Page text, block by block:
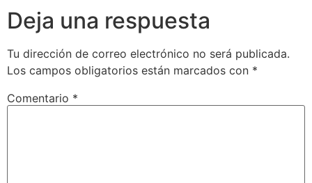
Deja una respuesta
Tu dirección de correo electrónico no será publicada.
Los campos obligatorios están marcados con *
Comentario *